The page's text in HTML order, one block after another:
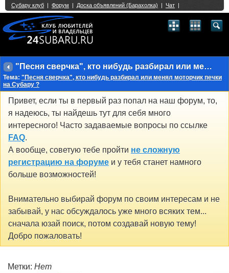
"Песня сверчка", кто нибудь разбирал или менял моторчик печки на Субару ?
Тема: "Песня сверчка", кто нибудь разбирал или менял моторчик печки
на Субару ?
Привет, если ты в первый раз попал на наш форум, то,
я надеюсь, ты найдешь тут для себя много
интересного! Часто задаваемые вопросы по ссылке
FAQ.
А вообще, советую тебе пройти не сложную
регистрацию на форуме и у тебя станет намного
больше возможностей!
Внимательно выбирай форум по своим интересам и не
забывай, у нас обсуждалось уже много всяких тем...
сначала юзай поиск, потом создавай новую тему!
Добро пожаловать!
Метки: Нет
Single Sign On provided byvBSSO
2 3 4 5 6 7 8 9 10 11 12 13 21 22 23 24 25 26
27 28 29 30 31 32 33 40 41 42 43